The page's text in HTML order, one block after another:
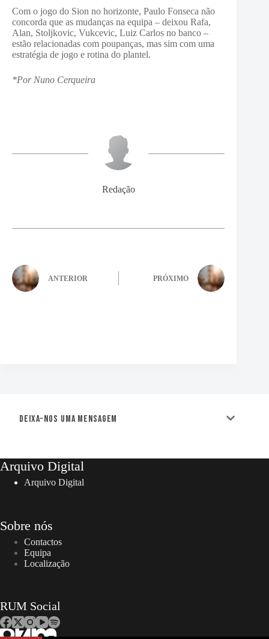
Com o jogo do Sion no horizonte, Paulo Fonseca não
concorda que as mudanças na equipa – deixou Rafa,
Alan, Stoljkovic, Vukcevic, Luiz Carlos no banco –
estão relacionadas com poupanças, mas sim com uma
estratégia de jogo e rotina do plantel.
*Por Nuno Cerqueira
Redação
ANTERIOR PRÓXIMO
Deixa-nos uma mensagem
Arquivo Digital
Arquivo Digital
Sobre nós
Contactos
Equipa
Localização
RUM Social